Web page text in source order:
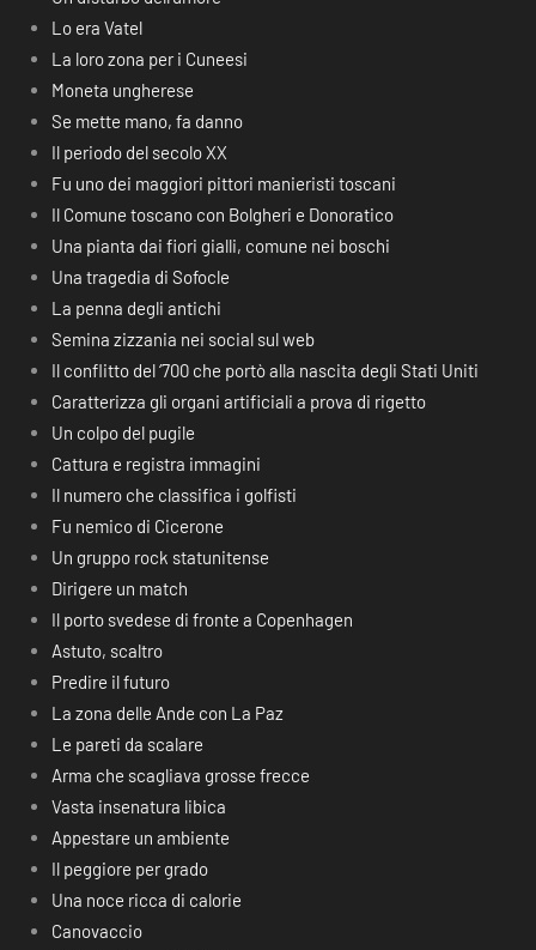
Lo era Vatel
La loro zona per i Cuneesi
Moneta ungherese
Se mette mano, fa danno
Il periodo del secolo XX
Fu uno dei maggiori pittori manieristi toscani
Il Comune toscano con Bolgheri e Donoratico
Una pianta dai fiori gialli, comune nei boschi
Una tragedia di Sofocle
La penna degli antichi
Semina zizzania nei social sul web
Il conflitto del ‘700 che portò alla nascita degli Stati Uniti
Caratterizza gli organi artificiali a prova di rigetto
Un colpo del pugile
Cattura e registra immagini
Il numero che classifica i golfisti
Fu nemico di Cicerone
Un gruppo rock statunitense
Dirigere un match
Il porto svedese di fronte a Copenhagen
Astuto, scaltro
Predire il futuro
La zona delle Ande con La Paz
Le pareti da scalare
Arma che scagliava grosse frecce
Vasta insenatura libica
Appestare un ambiente
Il peggiore per grado
Una noce ricca di calorie
Canovaccio